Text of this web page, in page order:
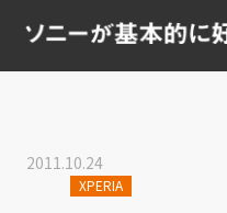
2011.10.24
XPERIA